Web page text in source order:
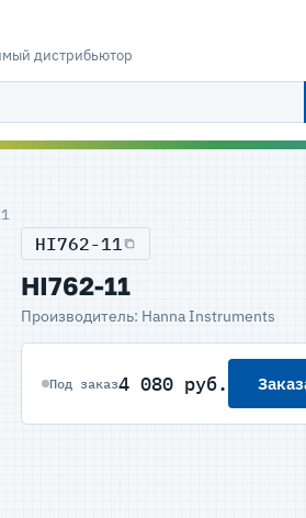
дистрибьютор
HI762-11
HI762-11
Производитель: Hanna Instruments
Под заказ4 080 руб.